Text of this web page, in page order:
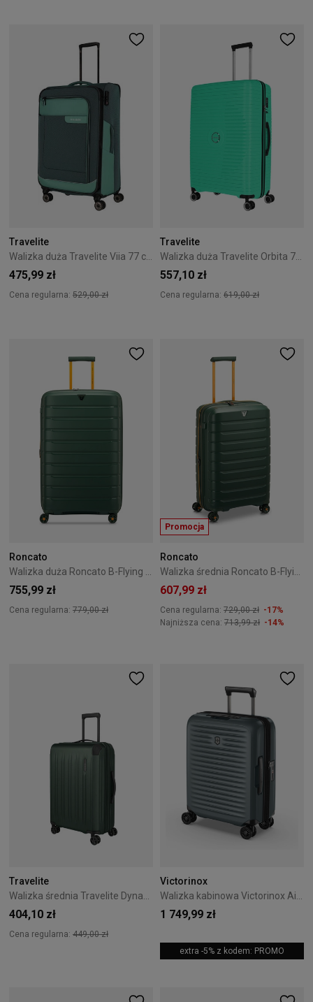
Travelite
Walizka duża Travelite Viia 77 cm Eukalyptus
475,99 zł
Cena regularna: 529,00 zł
Travelite
Walizka duża Travelite Orbita 77 cm Zielona
557,10 zł
Cena regularna: 619,00 zł
Roncato
755,99 zł
Cena regularna: 779,00 zł
Promocja
Roncato
607,99 zł
Cena regularna: 729,00 zł -17%
Najniższa cena: 713,99 zł -14%
Travelite
404,10 zł
Cena regularna: 449,00 zł
Victorinox
1 749,99 zł
extra -5% z kodem: PROMO